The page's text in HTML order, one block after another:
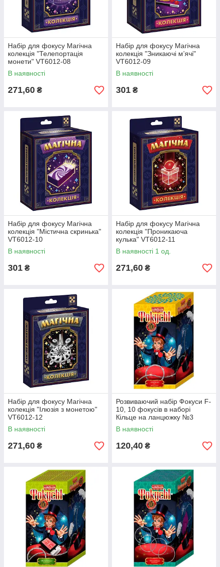
Набір для фокусу Магічна
колекція "Телепортація
монети" VT6012-08
В наявності
271,60 ₴
Набір для фокусу Магічна
колекція "Зникаючі м’ячі"
VT6012-09
В наявності
301 ₴
Набір для фокусу Магічна
колекція "Містична скринька"
VT6012-10
В наявності
301 ₴
Набір для фокусу Магічна
колекція "Проникаюча
кулька" VT6012-11
В наявності 1 од.
271,60 ₴
Набір для фокусу Магічна
колекція "Ілюзія з монетою"
VT6012-12
В наявності
271,60 ₴
Розвиваючий набір Фокуси F-
10, 10 фокусів в наборі
Кільце на ланцюжку №3
В наявності
120,40 ₴